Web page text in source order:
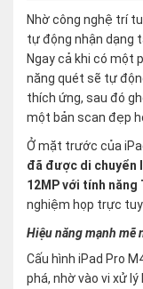
Nhờ công nghệ trí
tự động nhận dạng
Ngay cả khi có một
năng quét sẽ tự
thích ứng, sau đó
một bản scan đẹp
Ở mặt trước của
đã được di chuyển
12MP với tính năng
nghiệm họp trực
Hiệu năng mạnh mẽ
​​Cấu hình iPad Pro
phá, nhờ vào vi xử